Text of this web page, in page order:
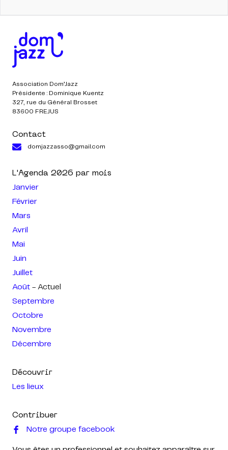
Association Dom’Jazz
Présidente : Dominique Kuentz
327, rue du Général Brosset
83600 FREJUS
Contact
domjazzasso@gmail.com
L'Agenda 2026 par mois
Janvier
Février
Mars
Avril
Mai
Juin
Juillet
Août - Actuel
Septembre
Octobre
Novembre
Décembre
Découvrir
Les lieux
Contribuer
Notre groupe facebook